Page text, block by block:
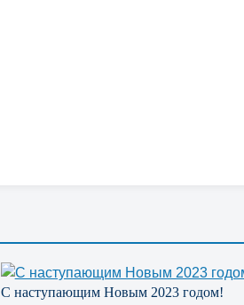
С наступающим Новым 2023 годом!